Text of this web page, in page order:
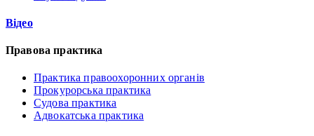
Відео
Правова практика
Практика правоохоронних органів
Прокурорська практика
Судова практика
Адвокатська практика